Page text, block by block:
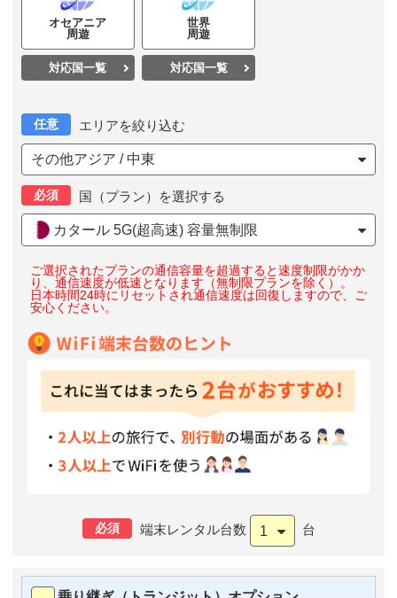
オセアニア
周遊
対応国一覧
世界
周遊
対応国一覧
任意 エリアを絞り込む
その他アジア / 中東
必須 国（プラン）を選択する
カタール 5G(超高速) 容量無制限
ご選択されたプランの通信容量を超過すると速度制限がかか
り、通信速度が低速となります（無制限プランを除く）。
日本時間24時にリセットされ通信速度は回復しますので、ご
安心ください。
必須 端末レンタル台数 1 台